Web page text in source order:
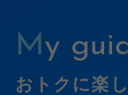
My
おトクに楽